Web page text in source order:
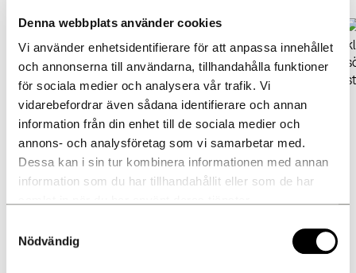
Denna webbplats använder cookies
Vi använder enhetsidentifierare för att anpassa innehållet
och annonserna till användarna, tillhandahålla funktioner
för sociala medier och analysera vår trafik. Vi
vidarebefordrar även sådana identifierare och annan
information från din enhet till de sociala medier och
annons- och analysföretag som vi samarbetar med.
Dessa kan i sin tur kombinera informationen med annan
information som du har tillhandahållit eller som de har
Nödvändig